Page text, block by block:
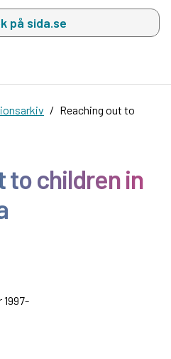
sökförslag kommer att visas
Reaching out to
to children in